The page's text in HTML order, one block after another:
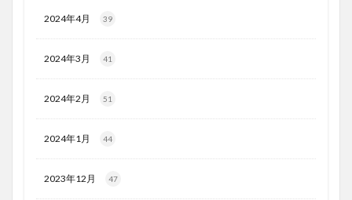
2024年4月 39
2024年3月 41
2024年2月 51
2024年1月 44
2023年12月 47